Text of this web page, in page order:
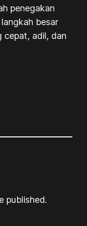
penegakan
besar
cepat, adil, dan
published.